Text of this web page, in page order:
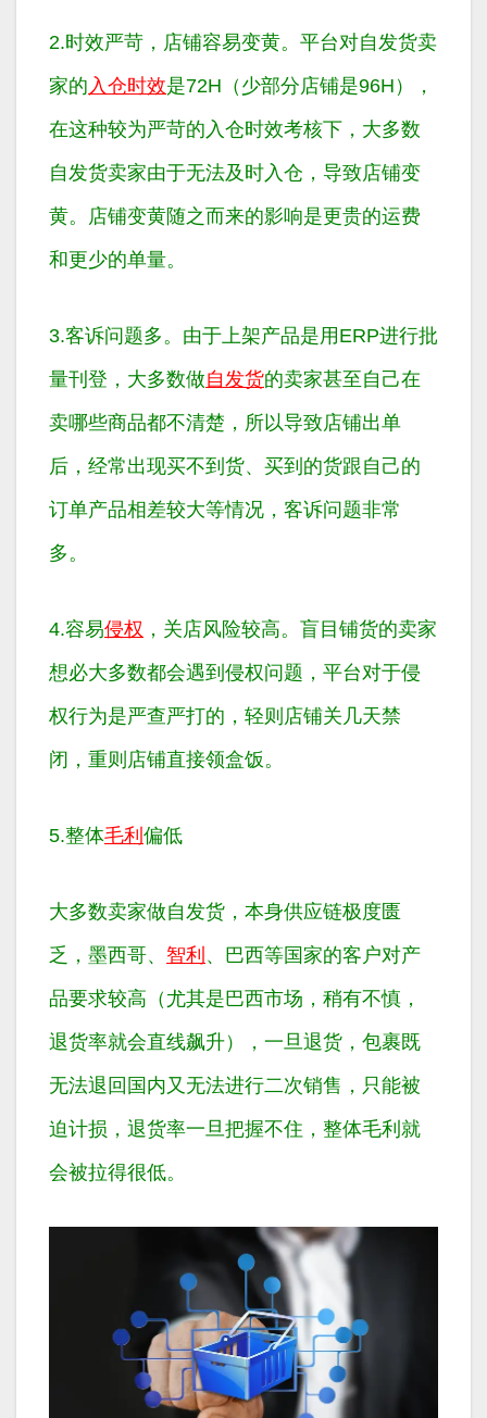
2.时效严苛，店铺容易变黄。平台对自发货卖
家的 入仓时效是72H（少部分店铺是96H），
在这种较为严苛的入仓时效考核下，大多数
自发货卖家由于无法及时入仓，导致店铺变
黄。店铺变黄随之而来的影响是更贵的运费
和更少的单量。
3.客诉问题多。由于上架产品是用ERP进行批
量刊登，大多数做自发货的卖家甚至自己在
卖哪些商品都不清楚，所以导致店铺出单
后，经常出现买不到货、买到的货跟自己的
订单产品相差较大等情况，客诉问题非常
多。
4.容易侵权 ，关店风险较高。盲目铺货的卖家
想必大多数都会遇到侵权问题，平台对于侵
权行为是严查严打的，轻则店铺关几天禁
闭，重则店铺直接领盒饭。
5.整体毛利 偏低
大多数卖家做自发货，本身供应链极度匮
乏，墨西哥、 智利 、巴西等国家的客户对产
品要求较高（尤其是巴西市场，稍有不慎，
退货率就会直线飙升），一旦退货，包裹既
无法退回国内又无法进行二次销售，只能被
迫计损，退货率一旦把握不住，整体毛利就
会被拉得很低。